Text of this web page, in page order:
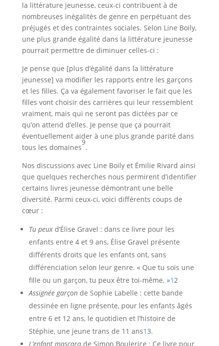
la littérature jeunesse, ceux-ci contribuent à de
nombreuses inégalités de genre en perpétuant des
préjugés et des contraintes sociales. Selon Line Boily,
une plus grande égalité dans la littérature jeunesse
pourrait permettre de diminuer celles-ci :
Je pense que [plus d’égalité dans la littérature
jeunesse] va modifier les rapports entre les garçons
et les filles. Ça va également favoriser le fait que les
filles vont choisir des carrières qui leur ressemblent
vraiment, mais qui ne seront pas dictées par ce
qu’on attend d’elles. Je pense que ça pourrait
éventuellement aider à une plus grande parité dans
tous les domaines
9
.
Nos discussions avec Line Boily et Émilie Rivard ainsi
que quelques recherches nous permirent d’identifier
certains livres jeunesse démontrant une belle
diversité. Parmi ceux-ci, voici différents coups de
cœur :
Tu peuxd’Élise Gravel : dans ce livre pour les
enfants entre 4 et 9 ans, Élise Gravel présente
différents droits que les enfants ont, sans
différenciation selon leur genre. « Que tu sois une
fille ou un garçon, tu peux être toi-même. »12
Assignée garçonde Sophie Labelle : cette bande
dessinée en ligne présente, pour les enfants âgés
entre 6 et 12 ans, le quotidien et l’histoire de
Stéphie, une jeune trans de 11 ans13.
L’enfant mascara de Simon Boulerice : Ce livre pour